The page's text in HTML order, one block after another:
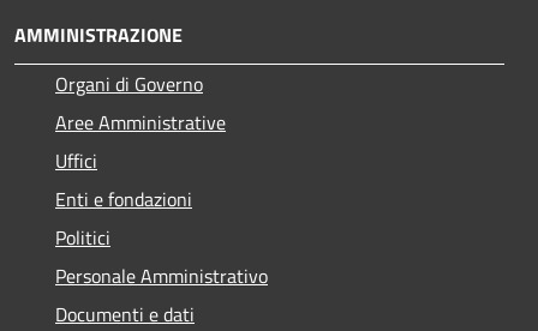
AMMINISTRAZIONE
Organi di Governo
Aree Amministrative
Uffici
Enti e fondazioni
Politici
Personale Amministrativo
Documenti e dati